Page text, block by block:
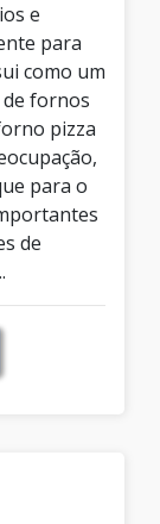
e
para
como um
de fornos
pizza
para o
de